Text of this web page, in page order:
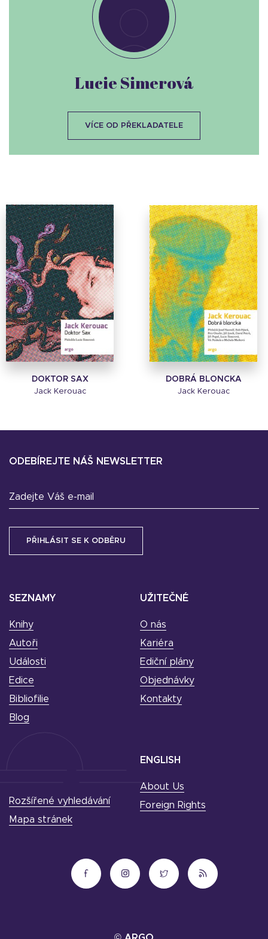
DOKTOR SAX
Jack Kerouac
DOBRÁ BLONCKA
Jack Kerouac
Lucie Simerová
VÍCE OD PŘEKLADATELE
SEZNAMY
Knihy
Autoři
Události
Edice
Bibliofilie
Blog
UŽITEČNÉ
O nás
Kariéra
Ediční plány
Objednávky
Kontakty
ODEBÍREJTE NÁŠ NEWSLETTER
Zadejte Váš e-mail
ENGLISH
About Us
Foreign Rights
Rozšířené vyhledávání
Mapa stránek